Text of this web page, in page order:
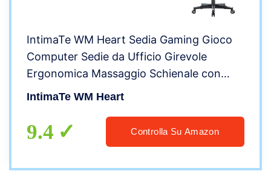
IntimaTe WM Heart Sedia Gaming Gioco
Computer Sedie da Ufficio Girevole
Ergonomica Massaggio Schienale con
Poggiatesta Braccioli Pieghevoli
IntimaTe WM Heart
9.4 Controlla Su Amazon